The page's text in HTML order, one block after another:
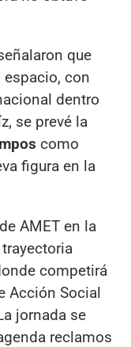
que
con
dentro
se prevé la
como
figura en la
AMET en la
competirá
Acción Social
jornada se
reclamos